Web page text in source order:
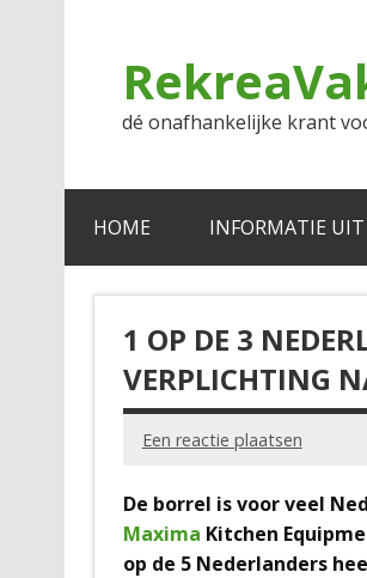
dé onafhankelijke krant
HOME INFORMATIE UIT
1 OP DE 3
VERPLICHTING
Een reactie plaatsen
De borrel is voor veel
Maxima Kitchen
op de 5 Nederlanders